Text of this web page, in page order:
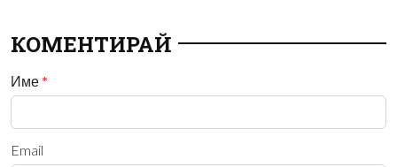
КОМЕНТИРАЙ
Име *
Email